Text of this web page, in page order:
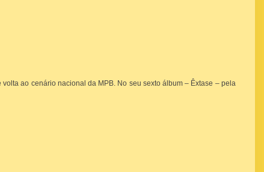
ao cenário nacional da MPB. No seu sexto álbum – Êxtase – pela